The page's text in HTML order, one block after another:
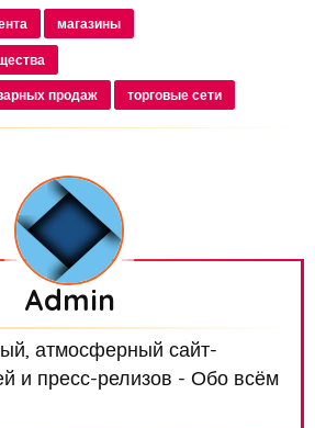
площадь приобретаемых
606 000 кв. м, а 100% э...
магазины
продаж торговые сети
Admin
атмосферный сайт-
и пресс-релизов - Обо всём